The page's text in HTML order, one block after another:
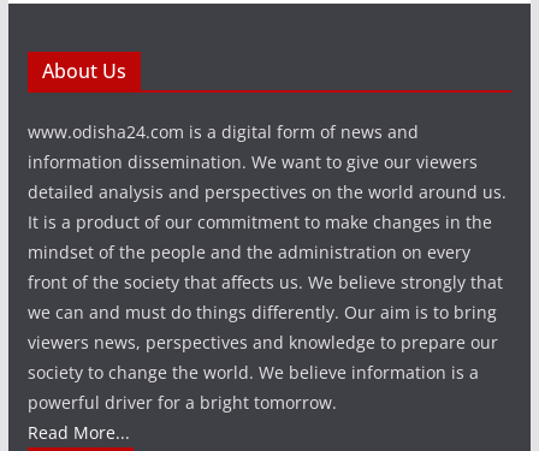
About Us
www.odisha24.com is a digital form of news and
information dissemination. We want to give our viewers
detailed analysis and perspectives on the world around us.
It is a product of our commitment to make changes in the
mindset of the people and the administration on every
front of the society that affects us. We believe strongly that
we can and must do things differently. Our aim is to bring
viewers news, perspectives and knowledge to prepare our
society to change the world. We believe information is a
powerful driver for a bright tomorrow.
Read More...